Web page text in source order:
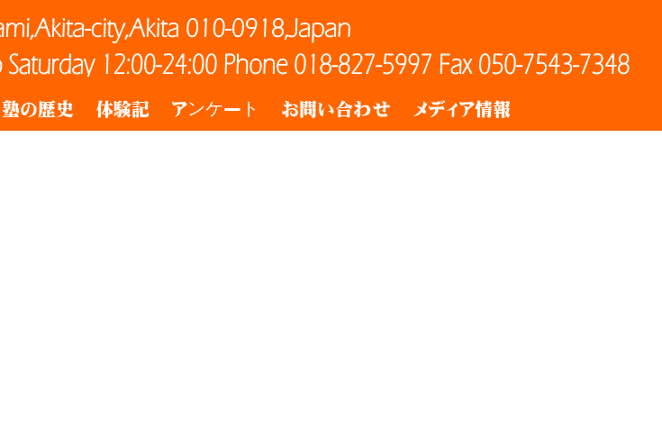
塾の歴史 体験記 アンケート お問い合わせ メディア情報